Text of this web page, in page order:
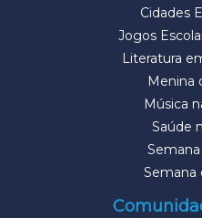
Cidades
Jogos
Literatura
Menina
Música
Saúde
Semana